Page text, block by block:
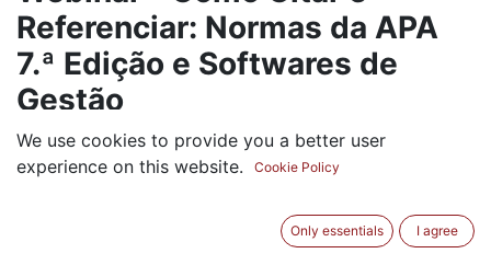
Referenciar: Normas da APA
7.ª Edição e Softwares de
Gestão
1,00€
We use cookies to provide you a better user
experience on this website.
Cookie Policy
Only essentials I agree